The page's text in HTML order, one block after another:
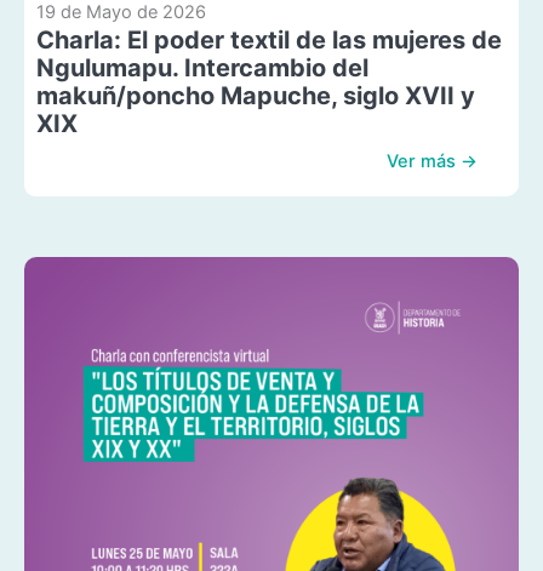
19 de Mayo de 2026
Charla: El poder textil de las mujeres de
Ngulumapu. Intercambio del
makuñ/poncho Mapuche, siglo XVII y
XIX
Ver más →